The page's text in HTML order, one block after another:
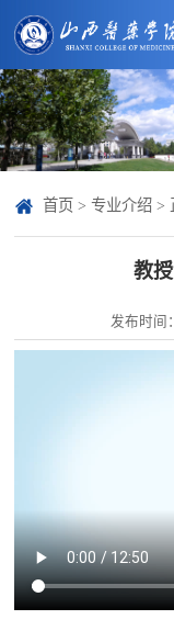
首页 > 专业介绍>
教
发布时间